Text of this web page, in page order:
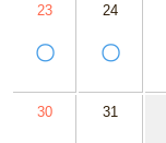
23
〇
24
〇
30 31